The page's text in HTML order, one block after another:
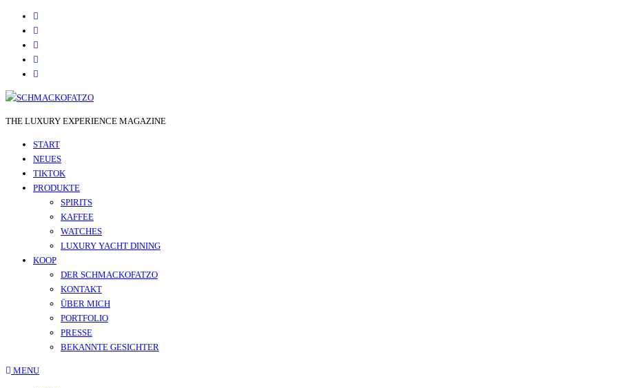
THE LUXURY EXPERIENCE MAGAZINE
START
NEUES
TIKTOK
PRODUKTE
SPIRITS
KAFFEE
WATCHES
LUXURY YACHT DINING
KOOP
DER SCHMACKOFATZO
KONTAKT
ÜBER MICH
PORTFOLIO
PRESSE
BEKANNTE GESICHTER
MENU